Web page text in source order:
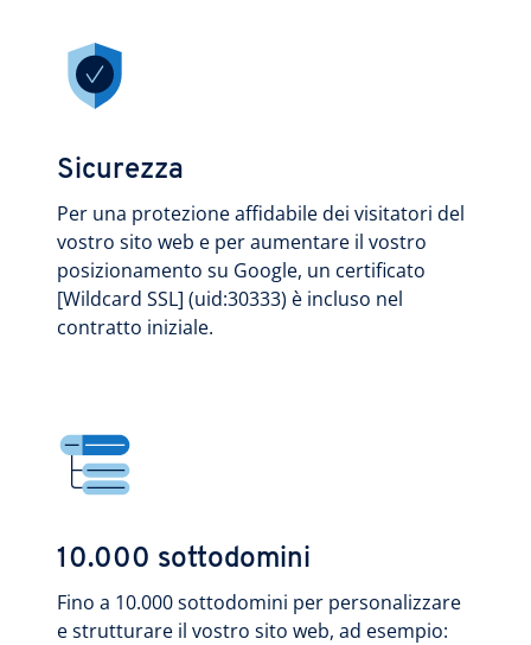
Sicurezza
Per una protezione affidabile dei visitatori del
vostro sito web e per aumentare il vostro
posizionamento su Google, un certificato
[Wildcard SSL] (uid:30333) è incluso nel
contratto iniziale.
10.000 sottodomini
Fino a 10.000 sottodomini per personalizzare
e strutturare il vostro sito web, ad esempio: